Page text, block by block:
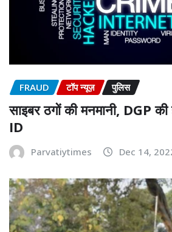
FRAUD टॉप न्यूज़ पुलिस
साइबर ठगों की मनमानी, DGP की
ID
Parvatiytimes Dec 14,